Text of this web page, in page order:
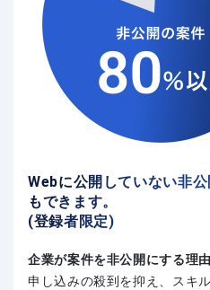
Webに公開していない非
もできます。
(登録者限定)
企業が案件を非公開にする理
申し込みの殺到を抑え、スキ